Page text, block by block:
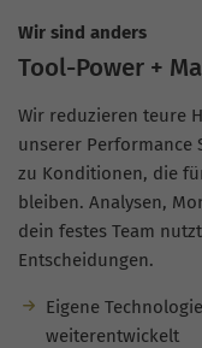
Wir sind anders
Tool-Power +
Wir reduzieren teure
unserer Performance
zu Konditionen, die
bleiben. Analysen,
dein festes Team
Entscheidungen.
Eigene
weiterentwickelt